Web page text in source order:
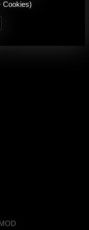
Cookies)